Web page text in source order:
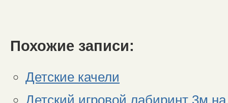
Похожие записи:
Детские качели
Детский игровой лабиринт